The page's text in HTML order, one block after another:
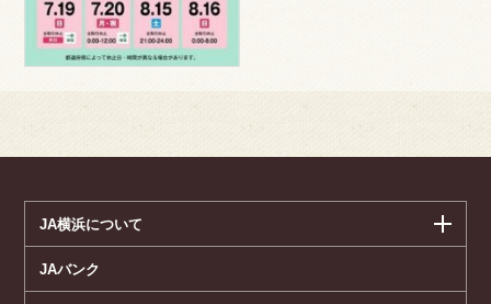
JA横浜について
JAバンク